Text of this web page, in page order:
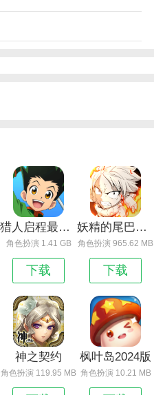
猎人启程最新版
角色扮演 1.41 GB
下载
妖精的尾巴激斗最新版
角色扮演 965.62 MB
下载
神之契约
角色扮演 119.95 MB
枫叶岛2024版
角色扮演 10.21 MB